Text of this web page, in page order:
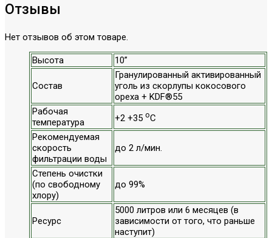
Отзывы
Нет отзывов об этом товаре.
Высота 10”
Состав
Гранулированный активированный
уголь из скорлупы кокосового
ореха + KDF®55
Рабочая
температура
+2 +35 оС
Рекомендуемая
скорость
фильтрации воды
до 2 л/мин.
Степень очистки
(по свободному
хлору)
до 99%
Ресурс
5000 литров или 6 месяцев (в
зависимости от того, что раньше
наступит)